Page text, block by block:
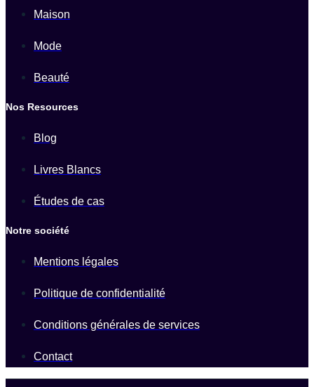
Maison
Mode
Beauté
Nos Resources
Blog
Livres Blancs
Études de cas
Notre société
Mentions légales
Politique de confidentialité
Conditions générales de services
Contact